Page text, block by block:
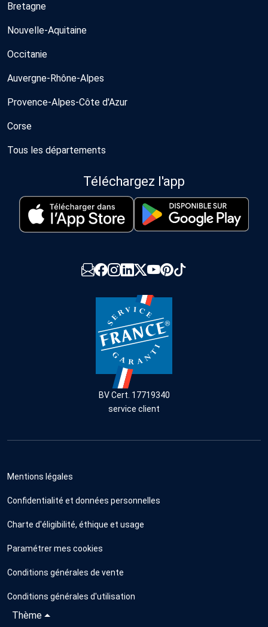
Bretagne
Nouvelle-Aquitaine
Occitanie
Auvergne-Rhône-Alpes
Provence-Alpes-Côte d'Azur
Corse
Tous les départements
Téléchargez l'app
BV Cert. 17719340
service client
Mentions légales
Confidentialité et données personnelles
Charte d'éligibilité, éthique et usage
Paramétrer mes cookies
Conditions générales de vente
Conditions générales d'utilisation
Thème